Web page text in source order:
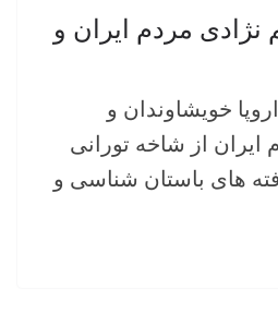
نژادی مردم ایران و
530مردم اروپا خویشاوندان و
ایران از شاخه تورانی
های باستان شناسی و